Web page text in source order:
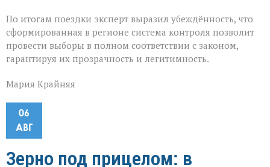
По итогам поездки эксперт выразил убеждённость, что
сформированная в регионе система контроля позволит
провести выборы в полном соответствии с законом,
гарантируя их прозрачность и легитимность.
Мария Крайняя
06
АВГ
Зерно под прицелом: в